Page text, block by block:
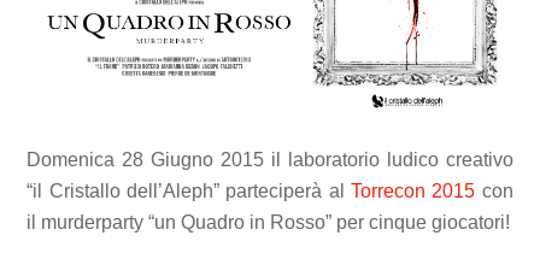
Domenica 28 Giugno 2015 il laboratorio ludico creativo
“il Cristallo dell’Aleph” parteciperà al Torrecon 2015 con
il murderparty “un Quadro in Rosso” per cinque giocatori!